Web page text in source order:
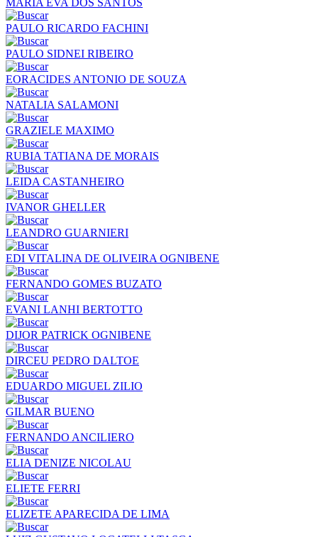
PAULO RICARDO FACHINI
PAULO SIDNEI RIBEIRO
EORACIDES ANTONIO DE SOUZA
NATALIA SALAMONI
GRAZIELE MAXIMO
RUBIA TATIANA DE MORAIS
LEIDA CASTANHEIRO
IVANOR GHELLER
LEANDRO GUARNIERI
EDI VITALINA DE OLIVEIRA OGNIBENE
FERNANDO GOMES BUZATO
EVANI LANHI BERTOTTO
DIJOR PATRICK OGNIBENE
DIRCEU PEDRO DALTOE
EDUARDO MIGUEL ZILIO
GILMAR BUENO
FERNANDO ANCILIERO
ELIA DENIZE NICOLAU
ELIETE FERRI
ELIZETE APARECIDA DE LIMA